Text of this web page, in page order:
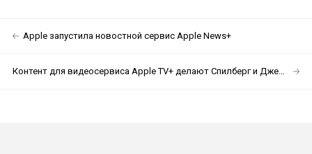
Apple запустила новостной сервис Apple News+
Контент для видеосервиса Apple TV+ делают Спилберг и Джей Джей Абрамс